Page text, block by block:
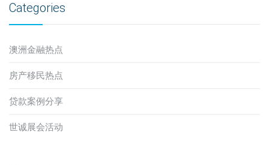
Categories
澳洲金融热点
房产移民热点
贷款案例分享
世诚展会活动